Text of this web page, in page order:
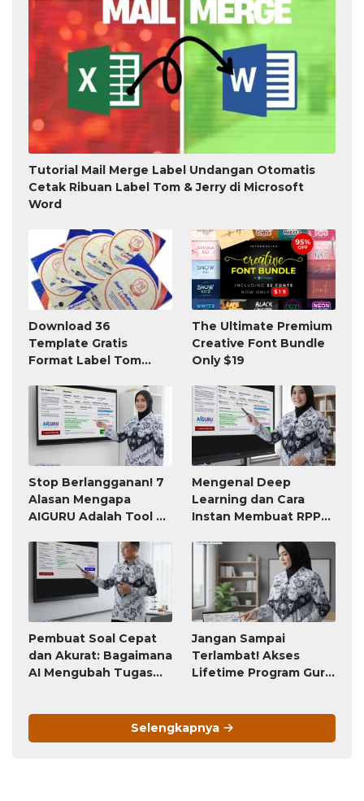
Tutorial Mail Merge Label Undangan Otomatis
Cetak Ribuan Label Tom & Jerry di Microsoft
Word
Download 36
Template Gratis
Format Label Tom
Word
The Ultimate Premium
Creative Font Bundle
Only $19
Stop Berlangganan! 7
Alasan Mengapa
AIGURU Adalah Tool AI
Worth It (Bayar 79
Ribu, Untung Seumur
Mengenal Deep
Learning dan Cara
Instan Membuat RPP
Pembuat Soal Cepat
dan Akurat: Bagaimana
AI Mengubah Tugas
Jangan Sampai
Terlambat! Akses
Lifetime Program Guru
Berubah Menjadi
Langganan Bulanan
Selengkapnya